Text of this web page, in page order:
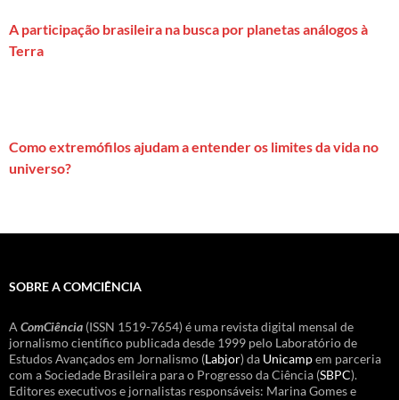
A participação brasileira na busca por planetas análogos à
Terra
Como extremófilos ajudam a entender os limites da vida no
universo?
SOBRE A COMCIÊNCIA
A ComCiência (ISSN 1519-7654) é uma revista digital mensal de
jornalismo científico publicada desde 1999 pelo Laboratório de
Estudos Avançados em Jornalismo (Labjor) da Unicampem parceria
com a Sociedade Brasileira para o Progresso da Ciência (SBPC).
Editores executivos e jornalistas responsáveis: Marina Gomes e